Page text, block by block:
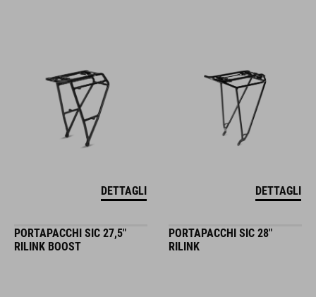
DETTAGLI DETTAGLI
PORTAPACCHI SIC 27,5"
RILINK BOOST
PORTAPACCHI SIC 28"
RILINK